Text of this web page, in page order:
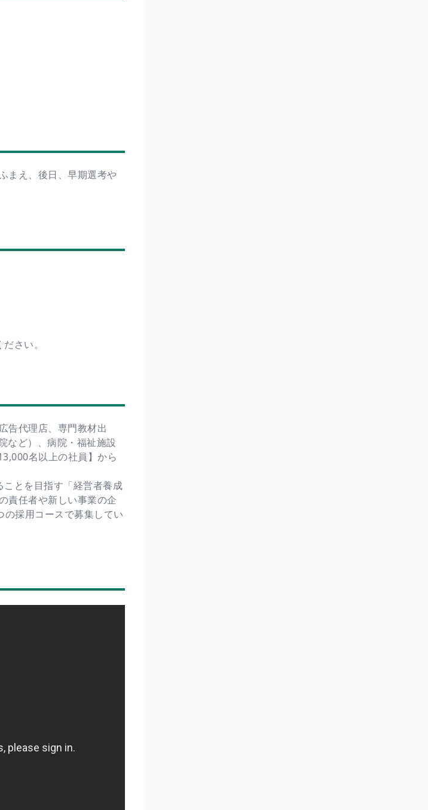
まえ、後日、早期選考や
さい。
告代理店、専門教材出
など）、病院・福祉施設
名以上の社員】から
とを目指す「経営者養成
責任者や新しい事業の企
採用コースで募集してい